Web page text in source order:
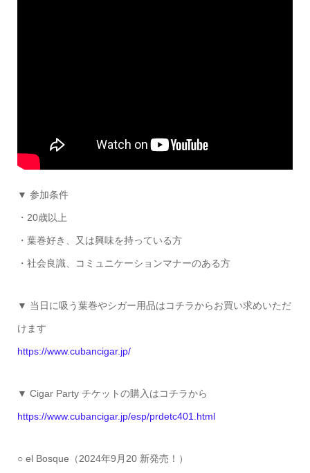
▼ 参加条件
・20歳以上
・葉巻好き、又は興味を持っている方
・社会良識、コミュニケーションマナーのある方
▼ 当日に吸う葉巻やシガー用品はコチラからお買い求めいただ
けます
https://www.cubancigar.jp/
▼ Cigar Party チケットの購入はコチラから
https://www.cubancigar.jp/esp/prdetc401.html
○ el Bosque（2024年9月20 新発売！）